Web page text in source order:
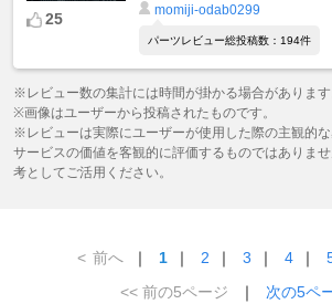
25 momiji-odab0299
パーツレビュー総投稿数：194件
※レビュー数の集計には時間が掛かる場合があります
※画像はユーザーから投稿されたものです。
※レビューは実際にユーザーが使用した際の主観的な
サービスの価値を客観的に評価するものではありま
考としてご活用ください。
< 前へ ｜ 1 ｜ 2 ｜ 3 ｜ 4 ｜
<< 前の5ページ
｜ 次の5ペ